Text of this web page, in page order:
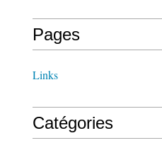
Pages
Links
Catégories